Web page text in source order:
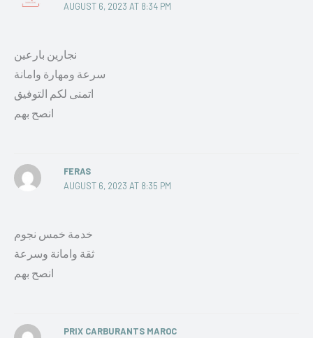
AUGUST 6, 2023 AT 8:34 PM
نجارين بارعين
سرعة ومهارة وامانة
اتمنى لكم التوفيق
انصح بهم
FERAS
AUGUST 6, 2023 AT 8:35 PM
خدمة خمس نجوم
ثقة وامانة وسرعة
انصح بهم
PRIX CARBURANTS MAROC